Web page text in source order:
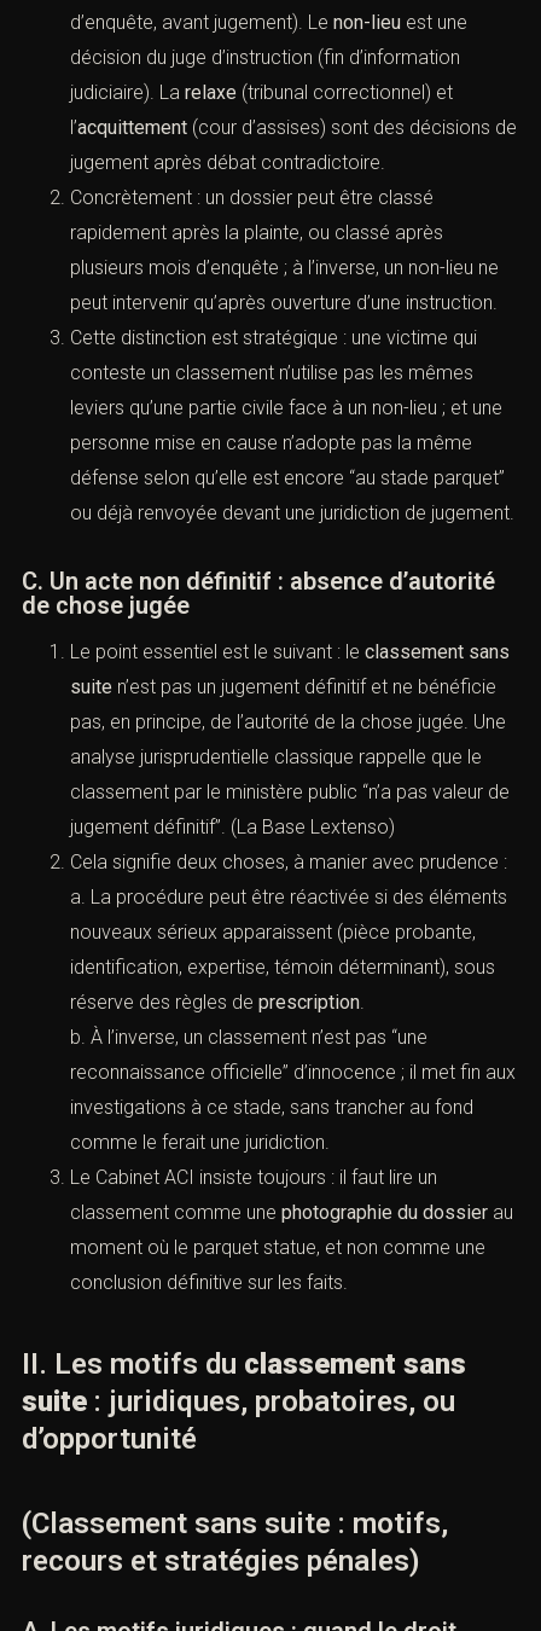
(phase d’enquête, avant jugement). Lenon-lieuest
une décision du juge d’instruction (fin d’information
judiciaire). La relaxe (tribunal correctionnel) et
l’acquittement (cour d’assises) sont des décisions
de jugement après débat contradictoire.
Concrètement : un dossier peut être classé
rapidement après la plainte, ou classé après
plusieurs mois d’enquête ; à l’inverse, un non-lieu ne
peut intervenir qu’après ouverture d’une instruction.
Cette distinction est stratégique : une victime qui
conteste un classement n’utilise pas les mêmes
leviers qu’une partie civile face à un non-lieu ; et
une personne mise en cause n’adopte pas la
même défense selon qu’elle est encore “au stade
parquet” ou déjà renvoyée devant une juridiction
C. Un acte non définitif : absence d’autorité
de chose jugée
Le point essentiel est le suivant : leclassement
sans suiten’est pas un jugement définitif et ne
bénéficie pas, en principe, de l’autorité de la chose
jugée. Une analyse jurisprudentielle classique
rappelle que le classement par le ministère public
“n’a pas valeur de jugement définitif”. (La Base
Lextenso)
Cela signifie deux choses, à manier avec prudence
:
a. La procédure peut être réactivée si des
éléments nouveaux sérieux apparaissent (pièce
probante, identification, expertise, témoin
déterminant), sous réserve des règles de
prescription.
b. À l’inverse, un classement n’est pas “une
reconnaissance officielle” d’innocence ; il met fin
aux investigations à ce stade, sans trancher au
fond comme le ferait une juridiction.
classement comme une
photographie du dossier
au moment où le parquet statue, et non comme
une conclusion définitive sur les faits.
II. Les motifs du
classement sans
suite: juridiques, probatoires, ou
d’opportunité